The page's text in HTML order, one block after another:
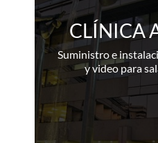
CLÍNICA
Suministro e
y video para